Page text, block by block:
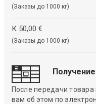
(Заказы до 1000 кг)
К 50,00 €
(Заказы до 1000 кг)
После передачи
вам об этом по